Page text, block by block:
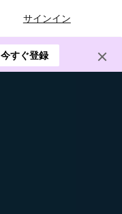
サインイン
今すぐ登録